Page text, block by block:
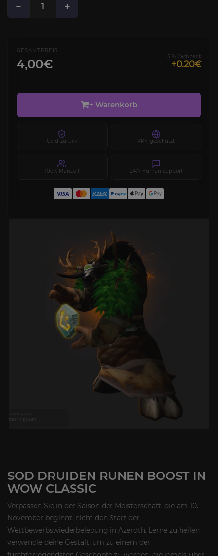
− +
GESAMTPREIS
4,00€
5 % Cashback
+0.20€
+ Warenkorb
Geld-zurück VPN-geschützt
100% Manuell 24/7 Human Support
SOD DRUIDEN RUNEN BOOST IN
WOW CLASSIC
Verpassen Sie in der Saison der Meisterschaft, die am 10.
November beginnt, nicht den Start der
Wettbewerbswiederbelebung in Azeroth. Lerne zu heilen,
verwandle deine Gestalt, um zu einem der